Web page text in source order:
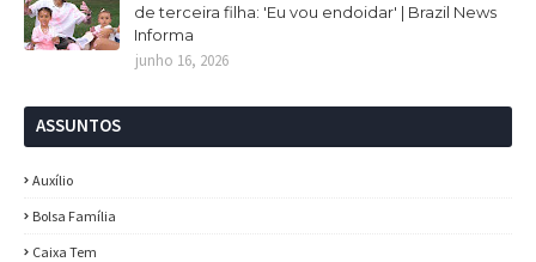
de terceira filha: 'Eu vou endoidar' | Brazil News
Informa
junho 16, 2026
ASSUNTOS
Auxílio
Bolsa Família
Caixa Tem